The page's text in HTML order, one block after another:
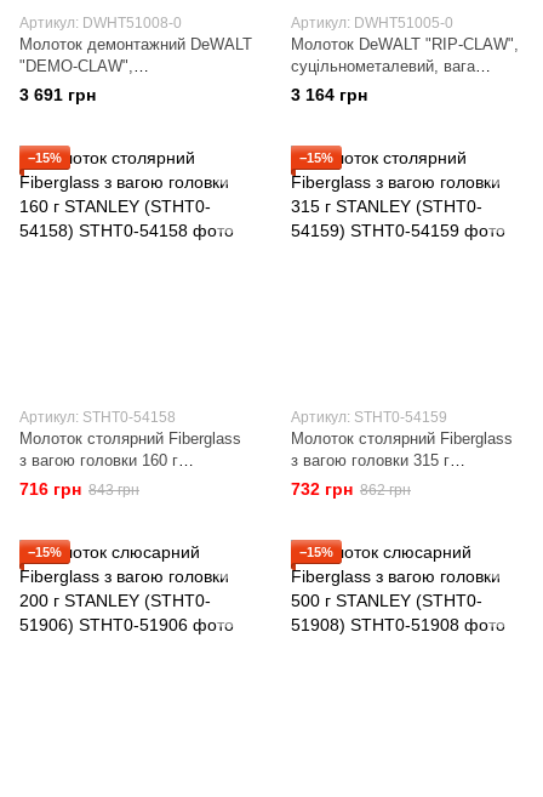
Артикул: DWHT51008-0
Молоток демонтажний DeWALT
"DEMO-CLAW",
суцільнометалевий, вага
головки 624 г, з прямим
3 691 грн
Артикул: DWHT51005-0
Молоток DeWALT "RIP-CLAW",
суцільнометалевий, вага
головки 624 г, з прямим
цвяходером (DWHT51005-0)
3 164 грн
−15%
Артикул: STHT0-54158
Молоток столярний Fiberglass
з вагою головки 160 г
STANLEY (STHT0-54158)
716 грн 843 грн
−15%
Артикул: STHT0-54159
Молоток столярний Fiberglass
з вагою головки 315 г
STANLEY (STHT0-54159)
732 грн 862 грн
−15% −15%